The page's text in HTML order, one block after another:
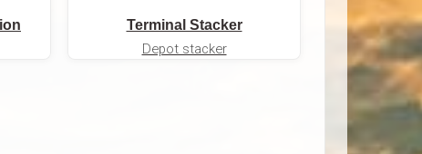
Terminal Stacker
Depot stacker